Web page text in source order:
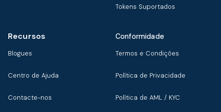
Tokens Suportados
Recursos
Blogues
Centro de Ajuda
Contacte-nos
Conformidade
Termos e Condições
Política de Privacidade
Política de AML / KYC